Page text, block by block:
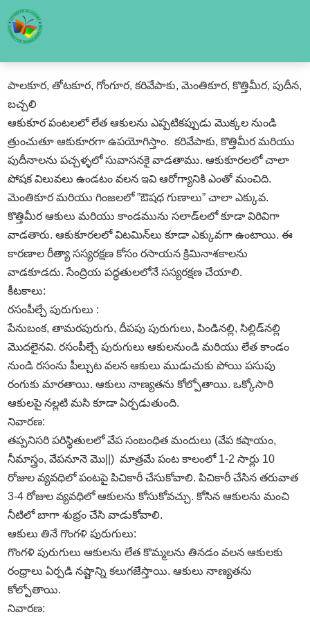
పాలకూర, తోటకూర, గోంగూర, కరివేపాకు, మెంతికూర, కొత్తిమీర, పుదీన,
బచ్చలి
ఆకుకూర పంటలలో లేత ఆకులను ఎప్పటికప్పుడు మొక్కల నుండి
త్రుంచుతూ ఆకుకూరగా ఉపయోగిస్తాం. కరివేపాకు, కొత్తిమీర మరియు
పుదీనాలను పచ్చళ్ళలో సువాసనకై వాడతాము. ఆకుకూరలలో చాలా
పోషక విలువలు ఉండటం వలన ఇవి ఆరోగ్యానికి ఎంతో మంచిది.
మెంతికూర మరియు గింజలలో ”ఔషధ గుణాలు” చాలా ఎక్కువ.
కొత్తిమీర ఆకులు మరియు కాండమును సలాడ్‌లలో కూడా విరివిగా
వాడతారు. ఆకుకూరలలో విటమిన్‌లు కూడా ఎక్కువగా ఉంటాయి. ఈ
కారణాల రీత్యా సస్యరక్షణ కోసం రసాయన క్రిమినాశకాలను
వాడకూడదు. సేంద్రియ పద్ధతులలోనే సస్యరక్షణ చేయాలి.
కీటకాలు:
రసంపీల్చే పురుగులు :
పేనుబంక, తామరపురుగు, దీపపు పురుగులు, పిండినల్లి, సిల్లిడ్‌నల్లి
మొదలైనవి. రసంపీల్చే పురుగులు ఆకులనుండి మరియు లేత కాండం
నుండి రసంను పీల్చుట వలన ఆకులు ముడుచుకు పోయి పసుపు
రంగుకు మారతాయి. ఆకులు నాణ్యతను కోల్పోతాయి. ఒక్కోసారి
ఆకులపై నల్లటి మసి కూడా ఏర్పడుతుంది.
నివారణ:
తప్పనిసరి పరిస్థితులలో వేప సంబంధిత మందులు (వేప కషాయం,
నీమాస్త్రం, వేపనూనె మొ||) మాత్రమే పంట కాలంలో 1-2 సార్లు 10
రోజుల వ్యవధిలో పంటపై పిచికారీ చేసుకోవాలి. పిచికారీ చేసిన తరువాత
3-4 రోజుల వ్యవధిలో ఆకులను కోసుకోవచ్చు. కోసిన ఆకులను మంచి
నీటిలో బాగా శుభ్రం చేసి వాడుకోవాలి.
ఆకులు తినే గొంగళి పురుగులు:
గొంగళి పురుగులు ఆకులను లేత కొమ్మలను తినడం వలన ఆకులకు
రంధ్రాలు ఏర్పడి నష్టాన్ని కలుగజేస్తాయి. ఆకులు నాణ్యతను
కోల్పోతాయి.
నివారణ: